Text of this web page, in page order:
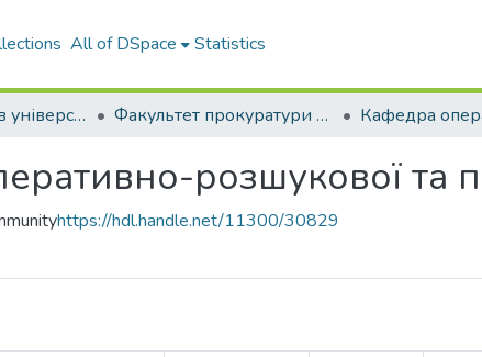
All of DSpace Statistics
Праці науковців університету Факультет прокуратури та слідства (кримінальної юстиції)
розшукової та
https://hdl.handle.net/11300/30829